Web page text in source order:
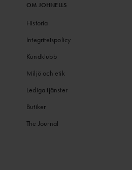
OM JOHNELLS
Historia
Integritetspolicy
Kundklubb
Miljö och etik
Lediga tjänster
Butiker
The Journal